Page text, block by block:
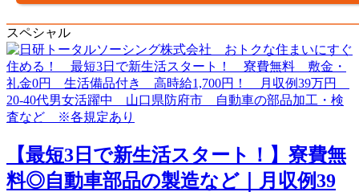
スペシャル
【最短3日で新生活スタート！】寮費無
料◎自動車部品の製造など｜月収例39